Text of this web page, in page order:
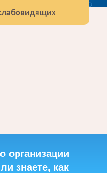
организации
знаете, как